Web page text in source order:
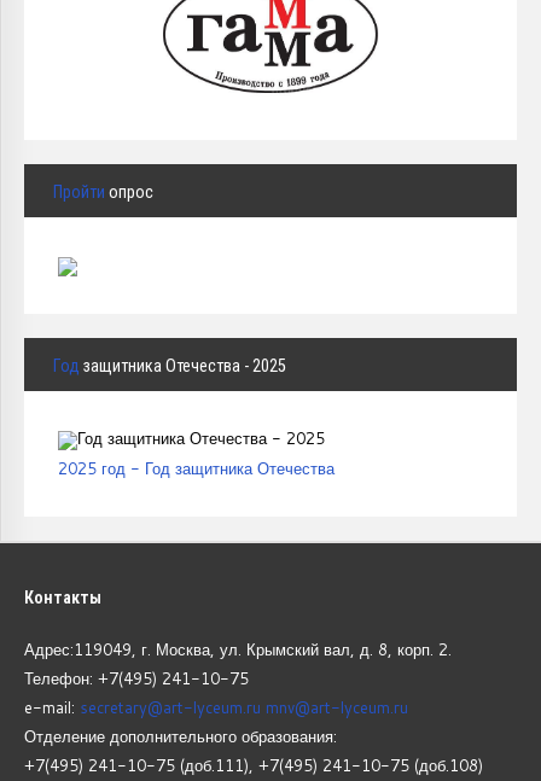
Пройти опрос
Год защитника Отечества - 2025
2025 год - Год защитника Отечества
Контакты
Адрес:119049, г. Москва, ул. Крымский вал, д. 8, корп. 2.
Телефон: +7(495) 241-10-75
e-mail: secretary@art-lyceum.ru mnv@art-lyceum.ru
Отделение дополнительного образования:
+7(495) 241-10-75 (доб.111), +7(495) 241-10-75 (доб.108)